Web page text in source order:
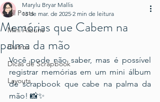
All Posts
Mini Álbuns
Outros
Dicas de Scrapbook
Layouts
Memórias que Cabem na
palma da mão
Marylu Bryar Mallis
13 de mar. de 2025 2 min de leitura
Você pode não saber, mas é possível
registrar memórias em um mini álbum
de scrapbook que cabe na palma da
mão! 📸✨